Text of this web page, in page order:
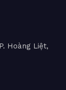
Hoàng Liệt,